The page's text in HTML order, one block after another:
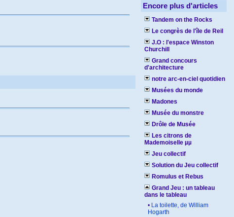
Encore plus d'articles
Tandem on the Rocks
Le congrès de l'île de Reil
J.O : l'espace Winston
Churchill
Grand concours
d'architecture
notre arc-en-ciel quotidien
Musées du monde
Madones
Musée du monstre
Drôle de Musée
Les citrons de
Mademoiselle µµ
Jeu collectif
Solution du Jeu collectif
Romulus et Rebus
Grand Jeu : un tableau
dans le tableau
• La toilette, de William
Hogarth